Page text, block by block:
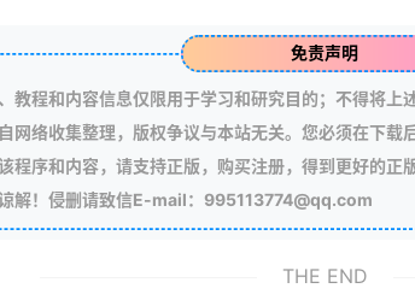
免责声明
教程和内容信息仅限用于学习和研究目的；不得将上
网络收集整理，版权争议与本站无关。您必须在下
程序和内容，请支持正版，购买注册，得到更好的正
解！侵删请致信E-mail：995113774@qq.com
THE END